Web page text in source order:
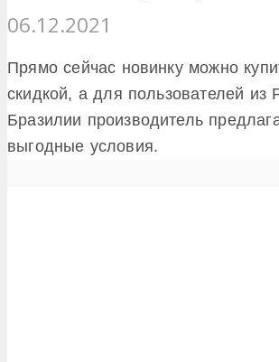
06.12.2021
Прямо сейчас новинку можно
скидкой, а для пользователей из
Бразилии производитель
выгодные условия.